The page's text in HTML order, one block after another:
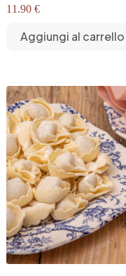
11.90 €
Aggiungi al carrello